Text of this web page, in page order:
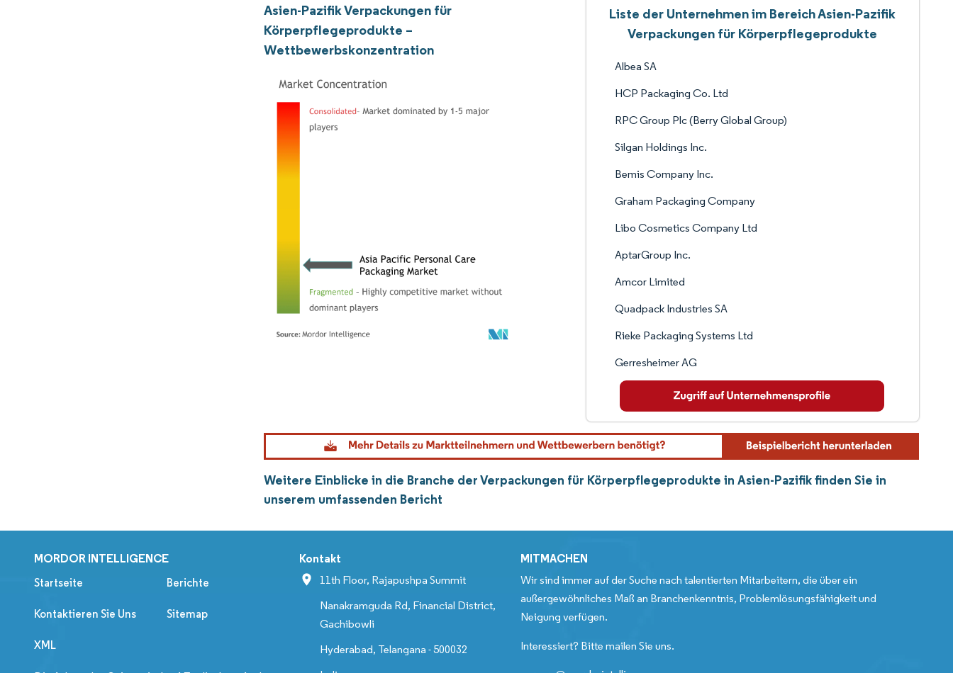
Asien-Pazifik Verpackungen für
Körperpflegeprodukte –
Wettbewerbskonzentration
Liste der Unternehmen im Bereich Asien-Pazifik
Verpackungen für Körperpflegeprodukte
Albea SA
HCP Packaging Co. Ltd
RPC Group Plc (Berry Global Group)
Silgan Holdings Inc.
Bemis Company Inc.
Graham Packaging Company
Libo Cosmetics Company Ltd
AptarGroup Inc.
Amcor Limited
Quadpack Industries SA
Rieke Packaging Systems Ltd
Gerresheimer AG
Weitere Einblicke in die Branche der Verpackungen für Körperpflegeprodukte in Asien-Pazifik finden Sie in
unserem umfassenden Bericht
MORDOR INTELLIGENCE
Startseite Berichte
Kontaktieren Sie Uns Sitemap
XML
Kontakt
11th Floor, Rajapushpa Summit
Nanakramguda Rd, Financial District,
Gachibowli
Hyderabad, Telangana - 500032
MITMACHEN
Wir sind immer auf der Suche nach talentierten Mitarbeitern, die über ein
außergewöhnliches Maß an Branchenkenntnis, Problemlösungsfähigkeit und
Neigung verfügen.
Interessiert? Bitte mailen Sie uns.